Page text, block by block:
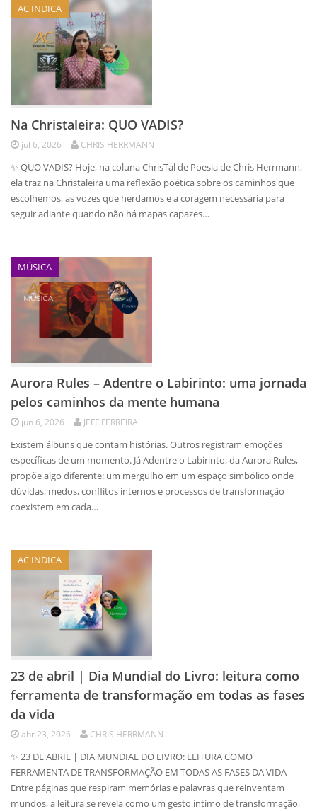
AC INDICA
Na Christaleira: QUO VADIS?
jul 6, 2026 CHRIS HERRMANN
✨ QUO VADIS? Hoje, na coluna ChrisTal de Poesia de Chris Herrmann,
ela traz na Christaleira uma reflexão poética sobre os caminhos que
escolhemos, as vozes que herdamos e a coragem necessária para
seguir adiante quando não há mapas capazes…
MÚSICA
Aurora Rules – Adentre o Labirinto: uma jornada
pelos caminhos da mente humana
jun 6, 2026 JEFF FERREIRA
Existem álbuns que contam histórias. Outros registram emoções
específicas de um momento. Já Adentre o Labirinto, da Aurora Rules,
propõe algo diferente: um mergulho em um espaço simbólico onde
dúvidas, medos, conflitos internos e processos de transformação
coexistem em cada…
AC INDICA
23 de abril | Dia Mundial do Livro: leitura como
ferramenta de transformação em todas as fases
da vida
abr 23, 2026 CHRIS HERRMANN
✨ 23 DE ABRIL | DIA MUNDIAL DO LIVRO: LEITURA COMO
FERRAMENTA DE TRANSFORMAÇÃO EM TODAS AS FASES DA VIDA
Entre páginas que respiram memórias e palavras que reinventam
mundos, a leitura se revela como um gesto íntimo de transformação,